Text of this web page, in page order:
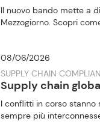
Il nuovo bando mette a
Mezzogiorno. Scopri
08/06/2026
SUPPLY CHAIN
Supply chain
I conflitti in corso stanno
sempre più